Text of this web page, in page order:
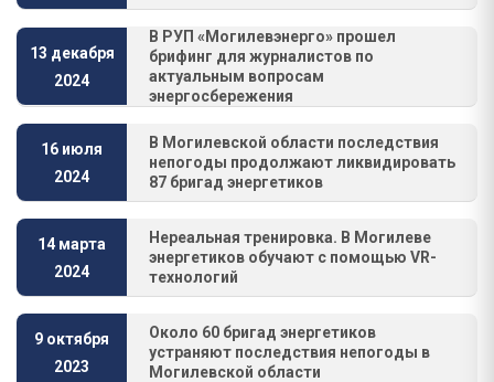
13 декабря
2024
В РУП «Могилевэнерго» прошел
брифинг для журналистов по
актуальным вопросам
энергосбережения
16 июля
2024
В Могилевской области последствия
непогоды продолжают ликвидировать
87 бригад энергетиков
14 марта
2024
Нереальная тренировка. В Могилеве
энергетиков обучают с помощью VR-
технологий
9 октября
2023
Около 60 бригад энергетиков
устраняют последствия непогоды в
Могилевской области